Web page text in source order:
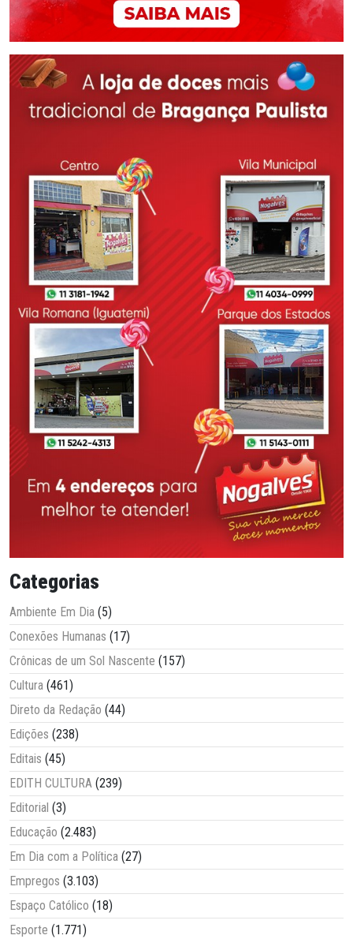
Categorias
Ambiente Em Dia (5)
Conexões Humanas (17)
Crônicas de um Sol Nascente (157)
Cultura (461)
Direto da Redação (44)
Edições (238)
Editais (45)
EDITH CULTURA (239)
Editorial (3)
Educação (2.483)
Em Dia com a Política (27)
Empregos (3.103)
Espaço Católico (18)
Esporte (1.771)